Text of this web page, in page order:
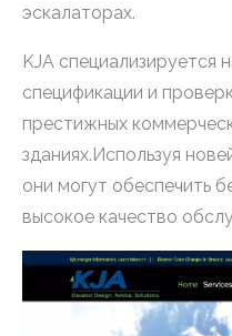
эскалаторах.
KJA специализируется
спецификации и
престижных
зданиях.Используя
они могут обеспечить
высокое качество